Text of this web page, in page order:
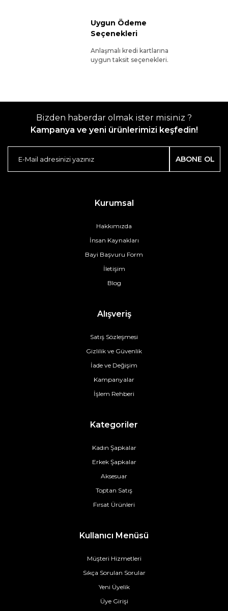
Uygun Ödeme
Seçenekleri
Anlaşmalı kredi kartlarına
uygun taksit seçenekleri.
Bizden haberdar olmak ister misiniz ?
Kampanya ve yeni ürünlerimizi keşfedin!
ABONE OL
Kurumsal
Hakkımızda
İnsan Kaynakları
Bayi Başvuru Form
İletişim
Blog
Alışveriş
Satış Sözleşmesi
Gizlilik ve Güvenlik
İade ve Değişim
Kampanyalar
İşlem Rehberi
Kategoriler
Kadın Şapkalar
Erkek Şapkalar
Aksesuar
Toptan Satış
Fırsat Ürünleri
Kullanıcı Menüsü
Müşteri Hizmetleri
Sıkça Sorulan Sorular
Yeni Üyelik
Üye Girişi